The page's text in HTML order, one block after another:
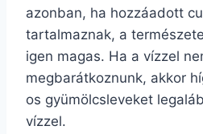
azonban, ha hozzáadott
tartalmaznak, a
igen magas. Ha a vízzel
megbarátkoznunk, akkor
os gyümölcsleveket
vízzel.